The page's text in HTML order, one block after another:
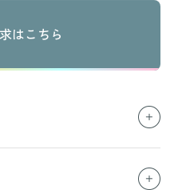
はこちら